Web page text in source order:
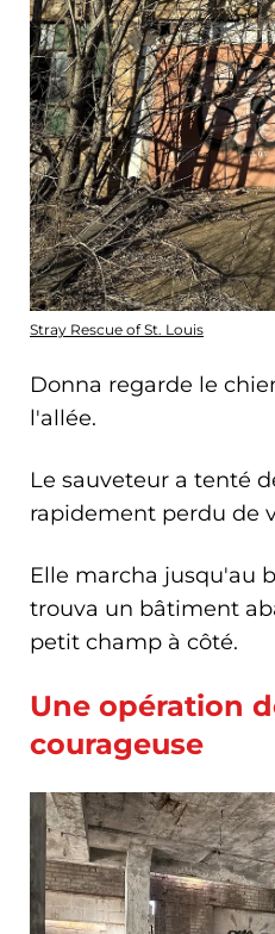
Stray Rescue of St. Louis
Donna regarde le
l'allée.
Le sauveteur a tenté
rapidement perdu de
Elle marcha jusqu'au
trouva un bâtiment
petit champ à côté.
Une opération
courageuse